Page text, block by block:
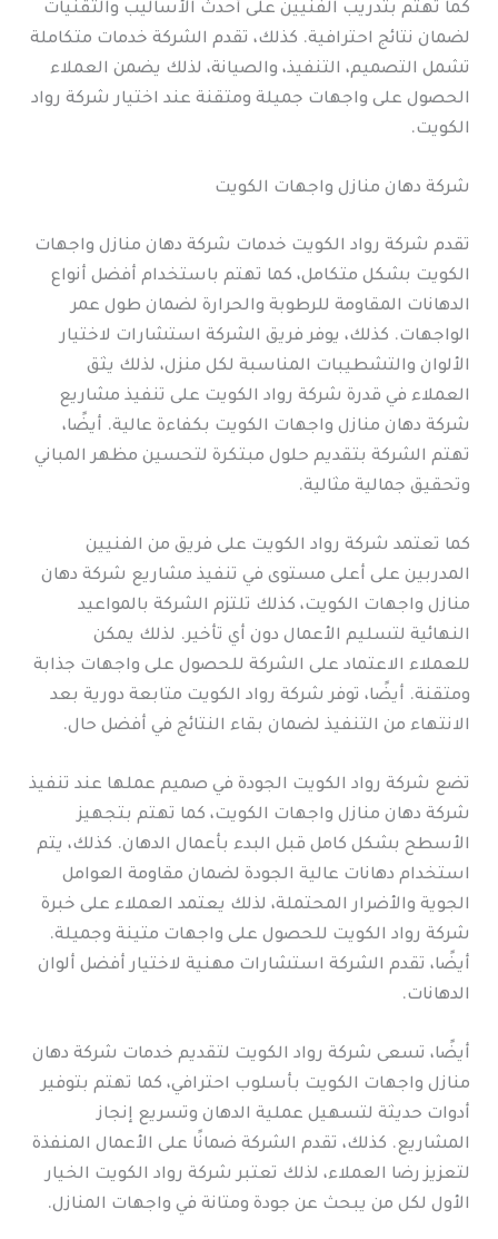
كما تهتم بتدريب الفنيين على أحدث الأساليب والتقنيات
لضمان نتائج احترافية. كذلك، تقدم الشركة خدمات متكاملة
تشمل التصميم، التنفيذ، والصيانة، لذلك يضمن العملاء
الحصول على واجهات جميلة ومتقنة عند اختيار شركة رواد
الكويت.
شركة دهان منازل واجهات الكويت
تقدم شركة رواد الكويت خدمات شركة دهان منازل واجهات
الكويت بشكل متكامل، كما تهتم باستخدام أفضل أنواع
الدهانات المقاومة للرطوبة والحرارة لضمان طول عمر
الواجهات. كذلك، يوفر فريق الشركة استشارات لاختيار
الألوان والتشطيبات المناسبة لكل منزل، لذلك يثق
العملاء في قدرة شركة رواد الكويت على تنفيذ مشاريع
شركة دهان منازل واجهات الكويت بكفاءة عالية. أيضًا،
تهتم الشركة بتقديم حلول مبتكرة لتحسين مظهر المباني
وتحقيق جمالية مثالية.
كما تعتمد شركة رواد الكويت على فريق من الفنيين
المدربين على أعلى مستوى في تنفيذ مشاريع شركة دهان
منازل واجهات الكويت، كذلك تلتزم الشركة بالمواعيد
النهائية لتسليم الأعمال دون أي تأخير. لذلك يمكن
للعملاء الاعتماد على الشركة للحصول على واجهات جذابة
ومتقنة. أيضًا، توفر شركة رواد الكويت متابعة دورية بعد
الانتهاء من التنفيذ لضمان بقاء النتائج في أفضل حال.
تضع شركة رواد الكويت الجودة في صميم عملها عند تنفيذ
شركة دهان منازل واجهات الكويت، كما تهتم بتجهيز
الأسطح بشكل كامل قبل البدء بأعمال الدهان. كذلك، يتم
استخدام دهانات عالية الجودة لضمان مقاومة العوامل
الجوية والأضرار المحتملة، لذلك يعتمد العملاء على خبرة
شركة رواد الكويت للحصول على واجهات متينة وجميلة.
أيضًا، تقدم الشركة استشارات مهنية لاختيار أفضل ألوان
الدهانات.
أيضًا، تسعى شركة رواد الكويت لتقديم خدمات شركة دهان
منازل واجهات الكويت بأسلوب احترافي، كما تهتم بتوفير
أدوات حديثة لتسهيل عملية الدهان وتسريع إنجاز
المشاريع. كذلك، تقدم الشركة ضمانًا على الأعمال المنفذة
لتعزيز رضا العملاء، لذلك تعتبر شركة رواد الكويت الخيار
الأول لكل من يبحث عن جودة ومتانة في واجهات المنازل.